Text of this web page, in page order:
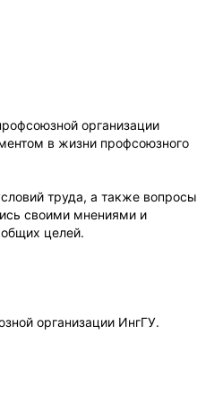
организации
в жизни профсоюзного
труда, а также вопросы
своими мнениями и
целей.
организации ИнгГУ.